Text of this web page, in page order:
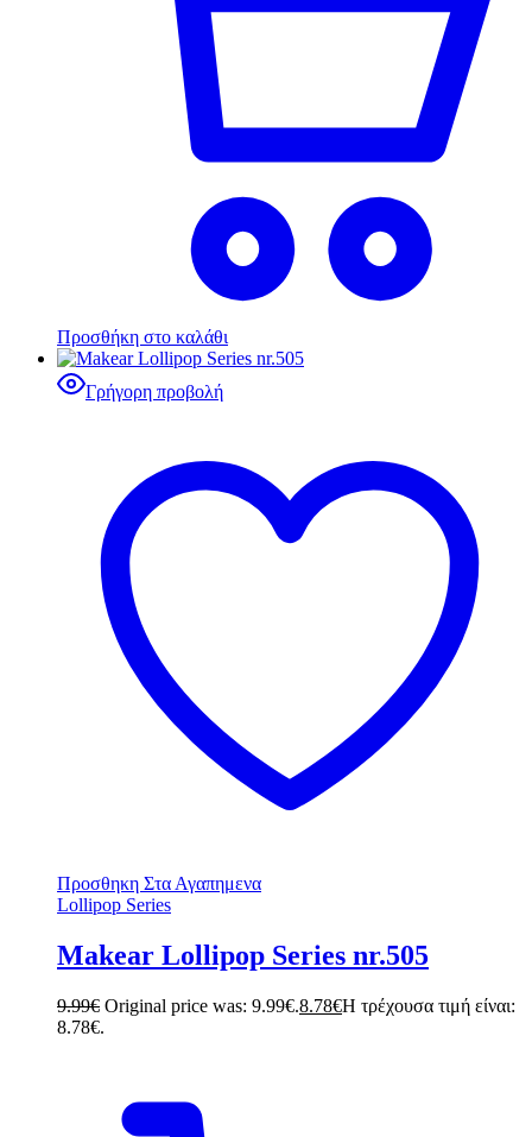
Προσθήκη στο καλάθι
Γρήγορη προβολή
Προσθηκη Στα Αγαπημενα
Lollipop Series
Makear Lollipop Series nr.505
9.99€ Original price was: 9.99€.8.78€Η τρέχουσα τιμή είναι:
8.78€.